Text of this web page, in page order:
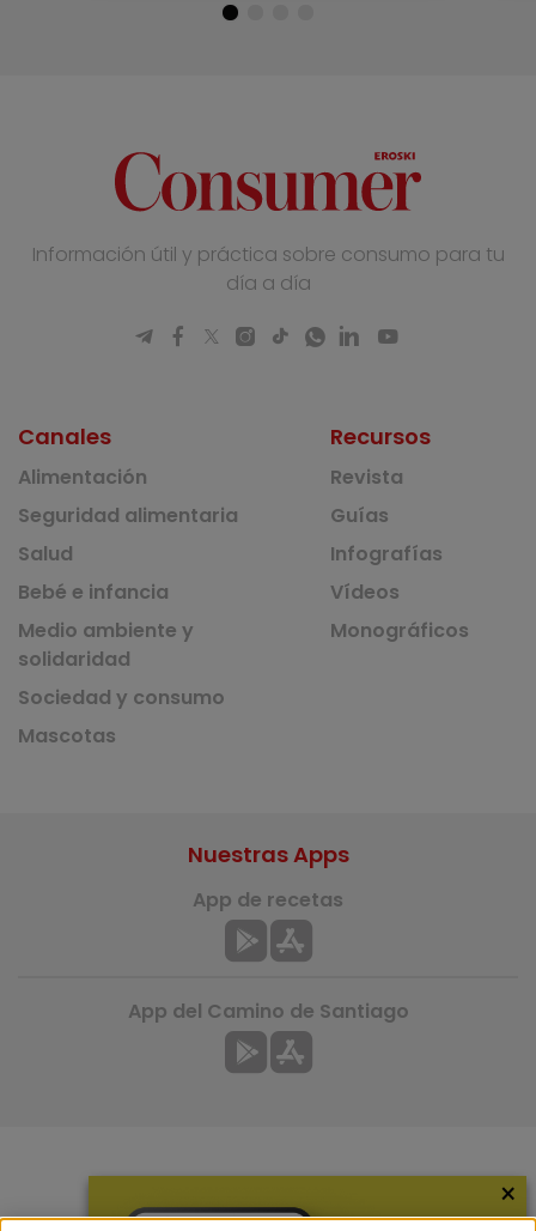
Información útil y práctica sobre consumo para tu
día a día
Canales
Alimentación
Seguridad alimentaria
Salud
Bebé e infancia
Medio ambiente y
solidaridad
Sociedad y consumo
Mascotas
Recursos
Revista
Guías
Infografías
Vídeos
Monográficos
Nuestras Apps
App de recetas
App del Camino de Santiago
×